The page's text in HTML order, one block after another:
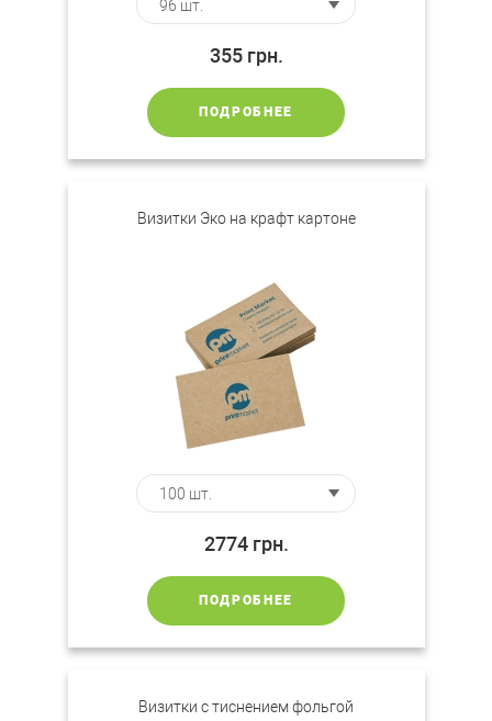
355 грн.
ПОДРОБНЕЕ
Визитки Эко на крафт картоне
2774 грн.
ПОДРОБНЕЕ
Визитки с тиснением фольгой